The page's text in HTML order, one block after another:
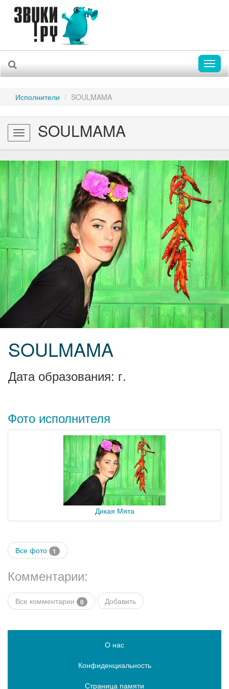
Исполнители SOULMAMA
Toggle
navigation
SOULMAMA
SOULMAMA
Дата образования: г.
Фото исполнителя
Дикая Мята
Все фото 1
Комментарии:
Все комментарии 0 Добавить
О нас
Конфиденциальность
Страница памяти